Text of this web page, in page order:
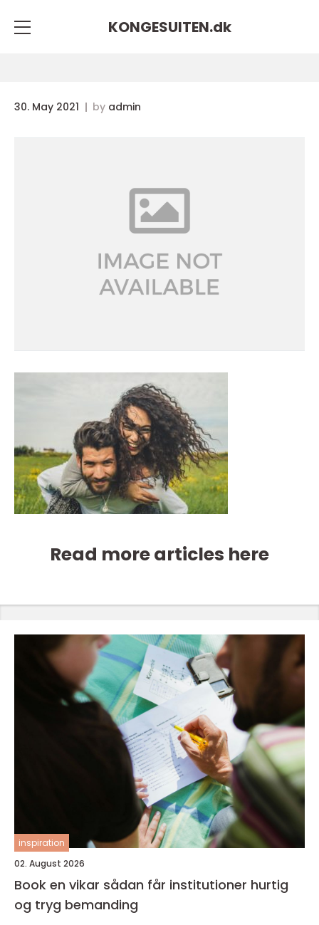
KONGESUITEN.dk
30. May 2021 by admin
Read more articles here
inspiration
02. August 2026
Book en vikar sådan får institutioner hurtig
og tryg bemanding